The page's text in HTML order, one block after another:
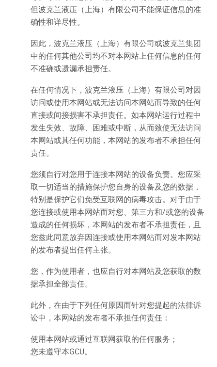
但波克兰液压（上海）有限公司不能保证信息的准
确性和详尽性。
因此，波克兰液压（上海）有限公司或波克兰集团
中的任何其他公司均不对本网站上任何信息的任何
不准确或遗漏承担责任。
在任何情况下，波克兰液压（上海）有限公司对因
访问或使用本网站或无法访问本网站而导致的任何
直接或间接损害不承担责任。如本网站运行过程中
发生失效、故障、困难或中断，从而致使无法访问
本网站或其任何功能，本网站的发布者不承担任何
责任。
您须自行对您用于连接本网站的设备负责。您应采
取一切适当的措施保护您自身的设备及您的数据，
特别是保护它们免受互联网的病毒攻击。对于由于
您连接或使用本网站而对您、第三方和/或您的设备
造成的任何损坏，本网站的发布者不承担责任，且
您兹此同意放弃因连接或使用本网站而对发本网站
的发布者提出任何主张。
您，作为使用者，也应自行对本网站及您获取的数
据承担全部责任。
此外，在由于下列任何原因而针对您提起的法律诉
讼中，本网站的发布者不承担任何责任：
使用本网站或通过互联网获取的任何服务；
您未遵守本GCU。